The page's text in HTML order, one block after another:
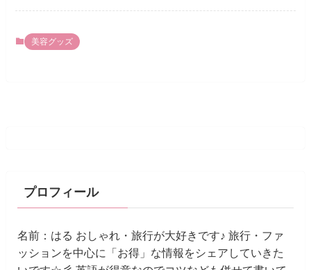
美容グッズ
プロフィール
名前：はる おしゃれ・旅行が大好きです♪ 旅行・ファ
ッションを中心に「お得」な情報をシェアしていきた